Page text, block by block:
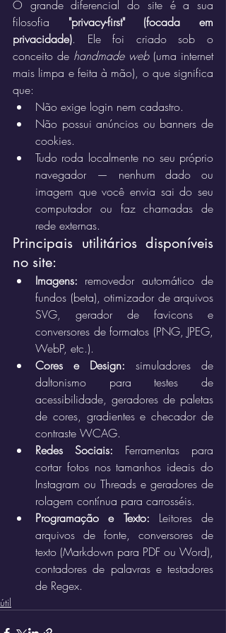
O grande diferencial do site é a sua
filosofia "privacy-first" (focada em
privacidade). Ele foi criado sob o
conceito de handmade web (uma internet
mais limpa e feita à mão), o que significa
que:
Não exige login nem cadastro.
Não possui anúncios ou banners de
cookies.
Tudo roda localmente no seu próprio
navegador — nenhum dado ou
imagem que você envia sai do seu
computador ou faz chamadas de
rede externas.
Principais utilitários disponíveis
no site:
Imagens: removedor automático de
fundos (beta), otimizador de arquivos
SVG, gerador de favicons e
conversores de formatos (PNG, JPEG,
WebP, etc.).
Cores e Design: simuladores de
daltonismo para testes de
acessibilidade, geradores de paletas
de cores, gradientes e checador de
contraste WCAG.
Redes Sociais: Ferramentas para
cortar fotos nos tamanhos ideais do
Instagram ou Threads e geradores de
rolagem contínua para carrosséis.
Programação e Texto: Leitores de
arquivos de fonte, conversores de
texto (Markdown para PDF ou Word),
contadores de palavras e testadores
de Regex.
útil